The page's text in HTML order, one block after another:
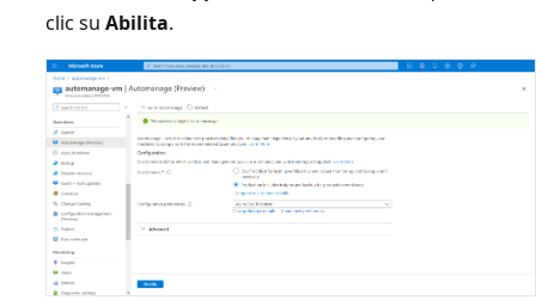
clic su Abilita.